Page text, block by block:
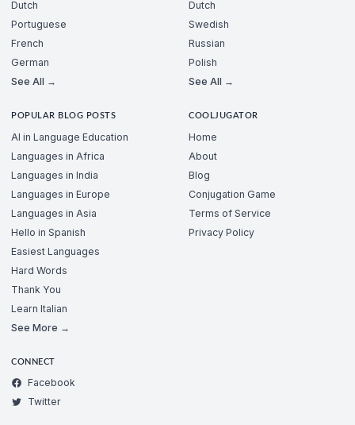
Dutch
Portuguese
French
German
See All →
Dutch
Swedish
Russian
Polish
See All →
POPULAR BLOG POSTS
AI in Language Education
Languages in Africa
Languages in India
Languages in Europe
Languages in Asia
Hello in Spanish
Easiest Languages
Hard Words
Thank You
Learn Italian
See More →
COOLJUGATOR
Home
About
Blog
Conjugation Game
Terms of Service
Privacy Policy
CONNECT
Facebook
Twitter